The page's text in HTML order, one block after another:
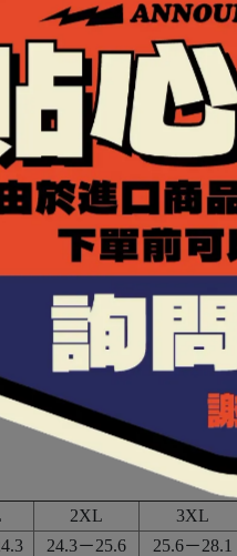
2XL
3XL
24.3－25.6 25.6－28.1